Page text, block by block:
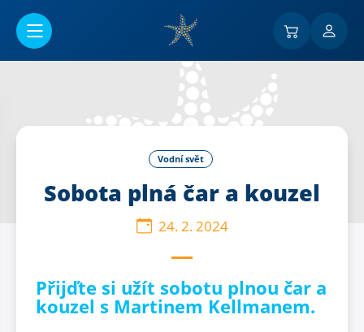
Vodní svět
Sobota plná čar a kouzel
24. 2. 2024
Přijďte si užít sobotu plnou čar a
kouzel s Martinem Kellmanem.